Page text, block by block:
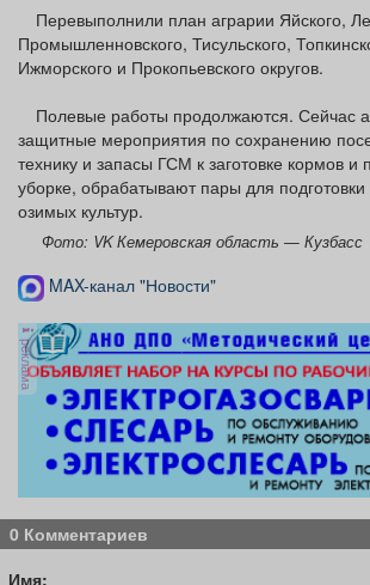
Перевыполнили план аграрии Яйского,
Промышленновского, Тисульского,
Ижморского и Прокопьевского округов.
Полевые работы продолжаются. Сейчас
защитные мероприятия по сохранению
технику и запасы ГСМ к заготовке кормов и
уборке, обрабатывают пары для
озимых культур.
Фото: VK Кемеровская область — Кузбасс
MAX-канал "Новости"
реклама
0 Комментариев
Имя: